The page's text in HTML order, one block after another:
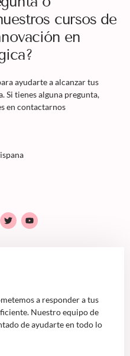
cursos de
en
ayudarte a alcanzar tus
Si tienes alguna pregunta,
en contactarnos
a responder a tus
Nuestro equipo de
de ayudarte en todo lo